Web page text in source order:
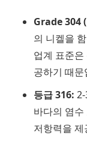
Grade 304
의 니켈을
업계 표준
공하기 때문
등급 316:
바다의 염
저항력을 제